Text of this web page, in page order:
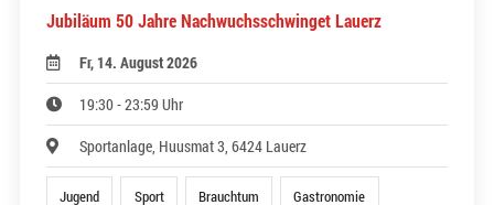
Jubiläum 50 Jahre Nachwuchsschwinget Lauerz
Fr, 14. August 2026
19:30 - 23:59 Uhr
Sportanlage, Huusmat 3, 6424 Lauerz
Jugend Sport Brauchtum Gastronomie